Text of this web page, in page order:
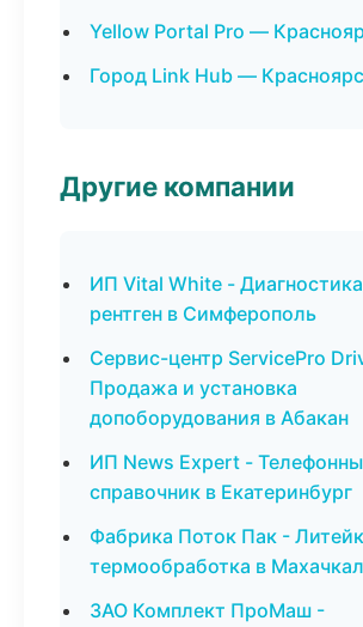
Yellow Portal Pro —
Город Link Hub —
Другие компании
ИП Vital White -
рентген в Симферополь
Сервис-центр ServicePro
Продажа и установка
допоборудования в Абакан
ИП News Expert -
справочник в Екатеринбург
Фабрика Поток Пак -
термообработка в
ЗАО Комплект ПроМаш -